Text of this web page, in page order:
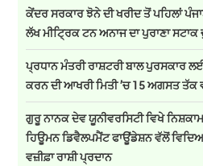
ਕੇਂਦਰ ਸਰਕਾਰ ਝੋਨੇ ਦੀ ਖਰੀਦ ਤੋਂ ਪਹਿਲਾਂ
ਲੱਖ ਮੀਟ੍ਰਿਕ ਟਨ ਅਨਾਜ ਦਾ ਪੁਰਾਣਾ ਸਟਾਕ
ਪ੍ਰਧਾਨ ਮੰਤਰੀ ਰਾਸ਼ਟਰੀ ਬਾਲ
ਕਰਨ ਦੀ ਆਖਰੀ ਮਿਤੀ ’ਚ 15 ਅਗਸਤ ਤੱਕ
ਗੁਰੂ ਨਾਨਕ ਦੇਵ ਯੂਨੀਵਰਸਿਟੀ ਵਿਖੇ
ਹਿਊਮਨ ਡਿਵੈਲਪਮੈਂਟ ਫਾਊਂਡੇਸ਼ਨ ਵੱਲੋਂ
ਵਜ਼ੀਫ਼ਾ ਰਾਸ਼ੀ ਪ੍ਰਦਾਨ